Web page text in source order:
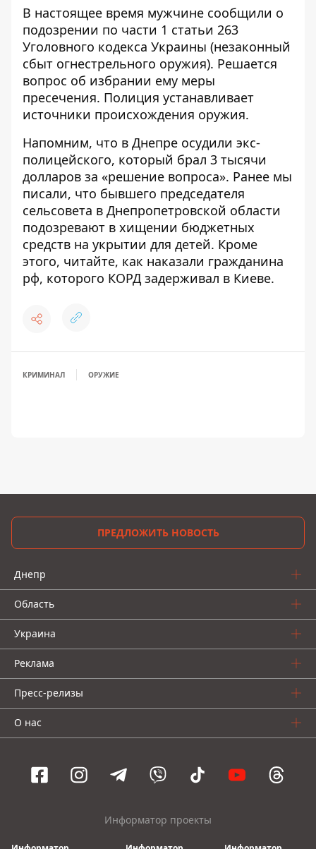
В настоящее время мужчине сообщили о
подозрении по части 1 статьи 263
Уголовного кодекса Украины (незаконный
сбыт огнестрельного оружия). Решается
вопрос об избрании ему меры
пресечения. Полиция устанавливает
источники происхождения оружия.
Напомним, что в Днепре осудили экс-
полицейского, который брал 3 тысячи
долларов за «решение вопроса». Ранее мы
писали, что бывшего председателя
сельсовета в Днепропетровской области
подозревают в хищении бюджетных
средств на укрытии для детей. Кроме
этого, читайте, как наказали гражданина
рф, которого КОРД задерживал в Киеве.
КРИМИНАЛ ОРУЖИЕ
ПРЕДЛОЖИТЬ НОВОСТЬ
Днепр
Область
Украина
Реклама
Пресс-релизы
О нас
Информатор проекты